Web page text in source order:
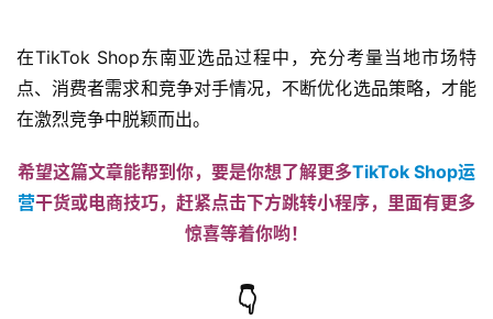
网
店
运
营
在TikTok Shop东南亚选品过程中，充分考量当地市场特
点、消费者需求和竞争对手情况，不断优化选品策略，才能
在激烈竞争中脱颖而出。
希望这篇文章能帮到你， 要是你想了解更多TikTok Shop运
营干货或电商技巧，赶紧点击下方跳转小程序，里面有更多
惊喜等着你哟！
👇